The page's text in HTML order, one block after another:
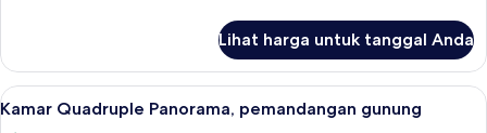
Kamar
Keluarga,
1
Lihat harga untuk tanggal Anda
Lihat
semua
Kamar Quadruple Panorama,
14
Kamar Quadruple Panorama, pemandangan gunung